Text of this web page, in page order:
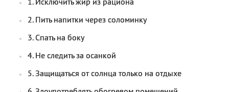
2. Пить напитки через соломинку
3. Спать на боку
4. Не следить за осанкой
5. Защищаться от солнца только на отдыхе